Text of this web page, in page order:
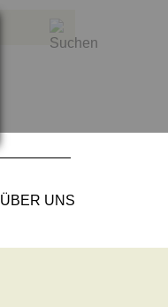
ÜBER UNS